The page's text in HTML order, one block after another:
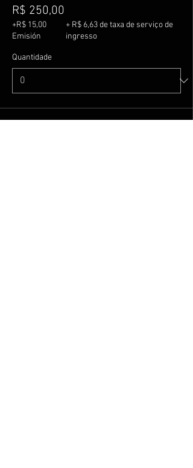
R$ 250,00
+R$ 15,00
Emisión
+ R$ 6,63 de taxa de serviço de
ingresso
Quantidade